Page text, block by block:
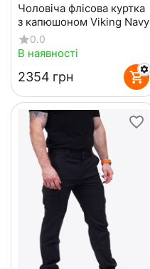
Чоловіча флісова куртка
з капюшоном Viking Navy
0.0
В наявності
‍2354‍ грн